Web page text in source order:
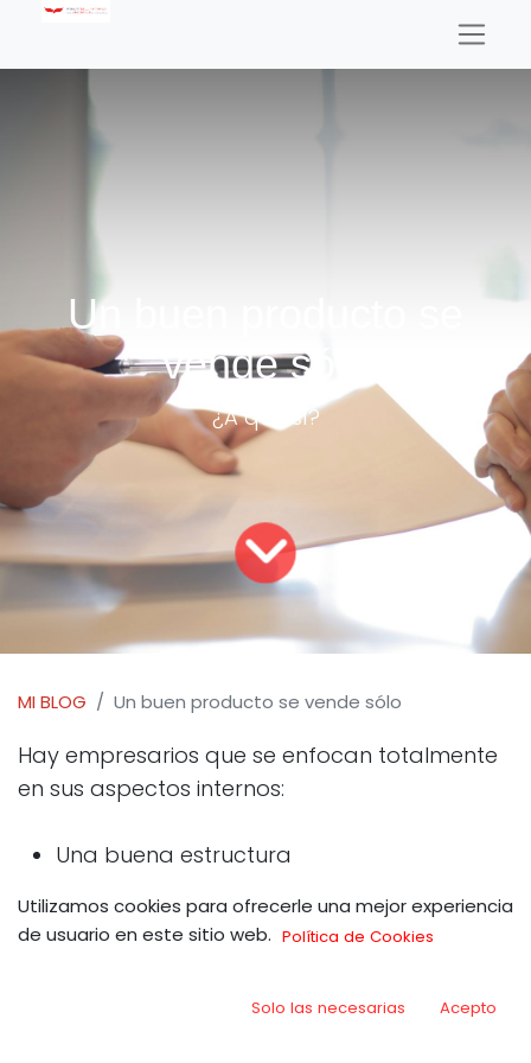
Un buen producto se
vende sólo
¿A que sí?
MI BLOG Un buen producto se vende sólo
Hay empresarios que se enfocan totalmente
en sus aspectos internos:
Una buena estructura
Personal bien organizado
Utilizamos cookies para ofrecerle una mejor experiencia
de usuario en este sitio web. Política de Cookies
Solo las necesarias Acepto